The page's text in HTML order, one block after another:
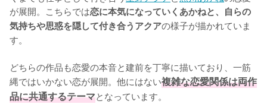
が展開。こちらでは恋に本気になっていくあかねと、自らの
気持ちや思惑を隠して付き合うアクアの様子が描かれていま
す。
どちらの作品も恋愛の本音と建前を丁寧に描いており、一筋
縄ではいかない恋が展開。他にはない複雑な恋愛関係は両作
品に共通するテーマとなっています。